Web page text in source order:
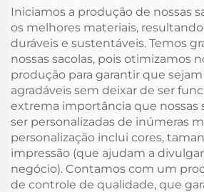
com Zíper
Iniciamos a produção de nossas
os melhores materiais,
duráveis e sustentáveis. Temos
nossas sacolas, pois otimizamos
produção para garantir que
agradáveis sem deixar de ser
extrema importância que nossas
ser personalizadas de inúmeras
personalização inclui cores,
impressão (que ajudam a
negócio). Contamos com um
de controle de qualidade, que